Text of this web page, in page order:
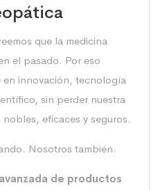
que la medicina
el pasado. Por eso
en innovación, tecnología
sin perder nuestra
eficaces y seguros.
Nosotros también.
de productos